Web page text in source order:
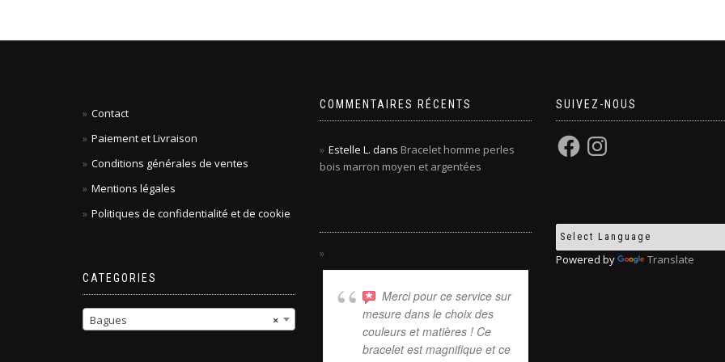
Contact
Paiement et Livraison
Conditions générales de ventes
Mentions légales
Politiques de confidentialité et de cookie
CATEGORIES
×
Bagues
COMMENTAIRES RÉCENTS
Estelle L. dans Bracelet homme perles
bois marron moyen et argentées
Merci pour ce service sur
mesure dans le choix des
couleurs et matières ! Ce
bracelet est magnifique et ce
SUIVEZ-NOUS
Powered by Translate